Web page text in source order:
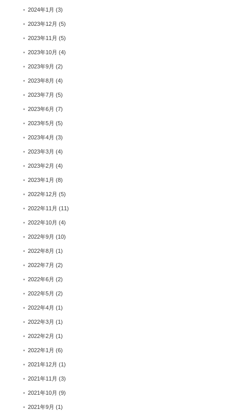
2024年1月 (3)
2023年12月 (5)
2023年11月 (5)
2023年10月 (4)
2023年9月 (2)
2023年8月 (4)
2023年7月 (5)
2023年6月 (7)
2023年5月 (5)
2023年4月 (3)
2023年3月 (4)
2023年2月 (4)
2023年1月 (8)
2022年12月 (5)
2022年11月 (11)
2022年10月 (4)
2022年9月 (10)
2022年8月 (1)
2022年7月 (2)
2022年6月 (2)
2022年5月 (2)
2022年4月 (1)
2022年3月 (1)
2022年2月 (1)
2022年1月 (6)
2021年12月 (1)
2021年11月 (3)
2021年10月 (9)
2021年9月 (1)